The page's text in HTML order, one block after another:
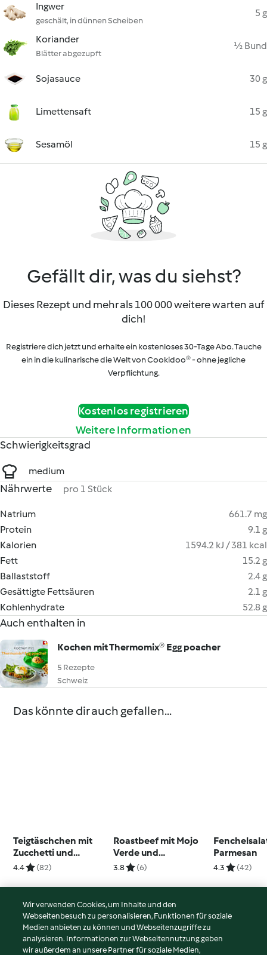
Ingwer
geschält, in dünnen Scheiben
5 g
Koriander
Blätter abgezupft
½ Bund
Sojasauce 30 g
Limettensaft 15 g
Sesamöl 15 g
Gefällt dir, was du siehst?
Dieses Rezept und mehr als 100 000 weitere warten auf
dich!
Registriere dich jetzt und erhalte ein kostenloses 30-Tage Abo. Tauche
ein in die kulinarische die Welt von Cookidoo® - ohne jegliche
Verpflichtung.
Kostenlos registrieren
Weitere Informationen
Schwierigkeitsgrad
medium
Nährwerte pro 1 Stück
Natrium
661.7 mg
Protein
9.1 g
Kalorien
1594.2 kJ / 381 kcal
Fett
15.2 g
Ballaststoff
2.4 g
Gesättigte Fettsäuren
2.1 g
Kohlenhydrate
52.8 g
Auch enthalten in
Kochen mit Thermomix® Egg poacher
5 Rezepte
Schweiz
Das könnte dir auch gefallen...
Teigtäschchen mit
Zucchetti und
Poulethackfleisch
4.4 (82)
Roastbeef mit Mojo
Verde und
Frühkartoffeln
3.8 (6)
Parmesan
4.3 (42)
© Copyright 2026
Nutzungsbedingungen
Wir verwenden Cookies, um Inhalte und den
Webseitenbesuch zu personalisieren, Funktionen für soziale
Medien anbieten zu können und Webseitenzugriffe zu
analysieren. Informationen zur Webseitennutzung geben
wir außerdem an unsere Partner für soziale Medien,